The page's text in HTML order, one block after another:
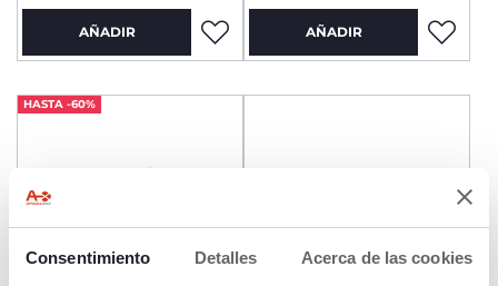
Consentimiento Detalles Acerca de las cookies
AÑADIR AÑADIR
HASTA -60%